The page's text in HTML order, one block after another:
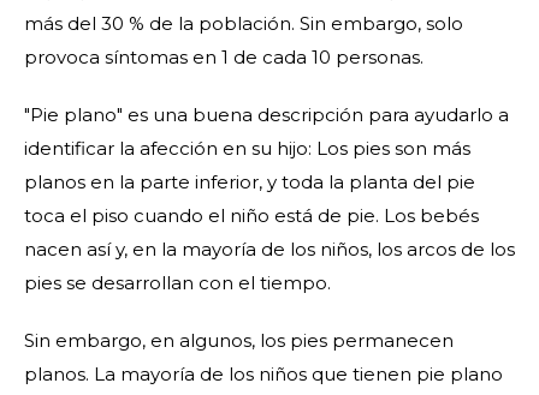
más del 30 % de la población. Sin embargo, solo
provoca síntomas en 1 de cada 10 personas.
"Pie plano" es una buena descripción para ayudarlo a
identificar la afección en su hijo: Los pies son más
planos en la parte inferior, y toda la planta del pie
toca el piso cuando el niño está de pie. Los bebés
nacen así y, en la mayoría de los niños, los arcos de los
pies se desarrollan con el tiempo.
Sin embargo, en algunos, los pies permanecen
planos. La mayoría de los niños que tienen pie plano